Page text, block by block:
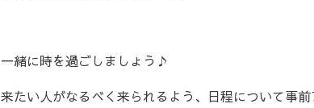
一緒に時を過ごしましょう♪
来たい人がなるべく来られるよう、日程について事前